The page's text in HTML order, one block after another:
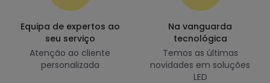
Equipa de expertos ao
seu serviço
Atenção ao cliente
personalizada
Na vanguarda
tecnológica
Temos as últimas
novidades em soluções
LED